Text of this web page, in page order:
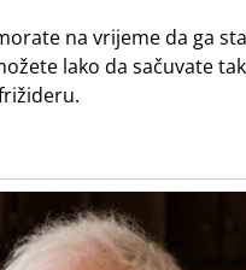
na vrijeme da ga
lako da sačuvate